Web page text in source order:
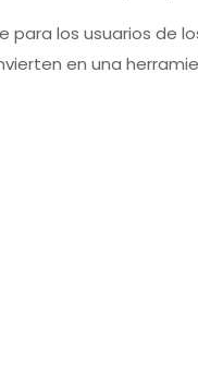
los usuarios de
en una